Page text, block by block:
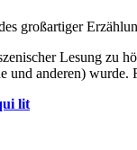
großartiger
Lesung zu
und anderen)
lit